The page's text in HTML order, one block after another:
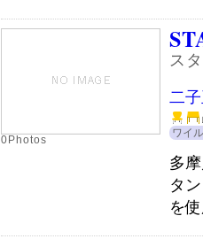
0Photos
ス
二
ワイ
多
タ
を